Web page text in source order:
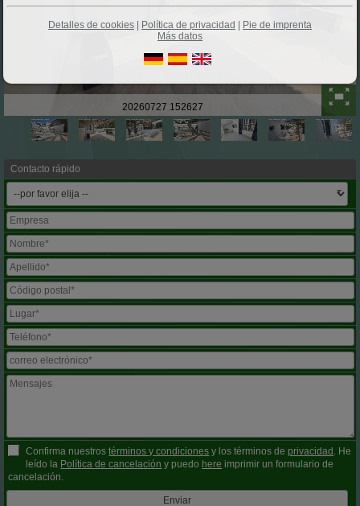
20260727 152627
Contacto rápido
Confirma nuestrostérminos y condiciones y los términos deprivacidad . He
leído la Política de cancelación y puedo here imprimir un formulario de
cancelación.
Detalles de cookies Política de privacidad
Pie de imprenta
Más datos